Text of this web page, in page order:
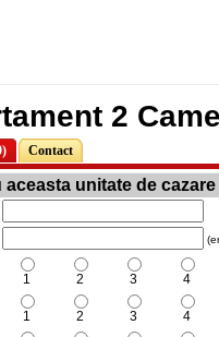
2
Contact
unitate de cazare
1 2 3
4
1 2 3
4